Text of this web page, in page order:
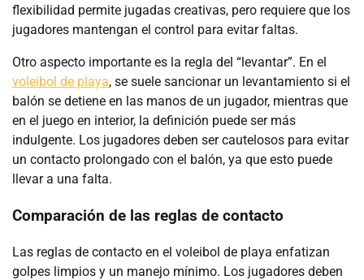
flexibilidad permite jugadas creativas, pero requiere que los
jugadores mantengan el control para evitar faltas.
Otro aspecto importante es la regla del “levantar”. En el
voleibol de playa, se suele sancionar un levantamiento si el
balón se detiene en las manos de un jugador, mientras que
en el juego en interior, la definición puede ser más
indulgente. Los jugadores deben ser cautelosos para evitar
un contacto prolongado con el balón, ya que esto puede
llevar a una falta.
Comparación de las reglas de contacto
Las reglas de contacto en el voleibol de playa enfatizan
golpes limpios y un manejo mínimo. Los jugadores deben